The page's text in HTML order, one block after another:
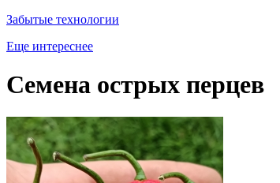
Забытые технологии
Еще интереснее
Семена острых перцев